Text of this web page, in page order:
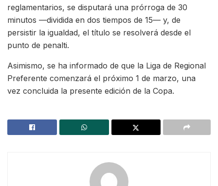
reglamentarios, se disputará una prórroga de 30
minutos —dividida en dos tiempos de 15— y, de
persistir la igualdad, el título se resolverá desde el
punto de penalti.
Asimismo, se ha informado de que la Liga de Regional
Preferente comenzará el próximo 1 de marzo, una
vez concluida la presente edición de la Copa.